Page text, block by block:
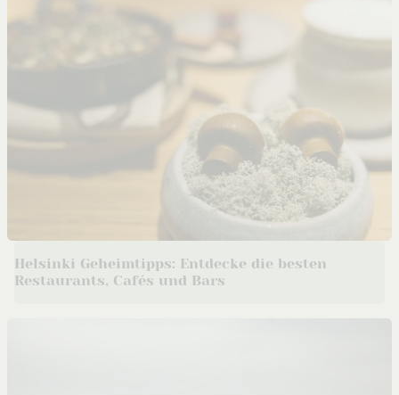
Helsinki Geheimtipps: Entdecke die besten
Restaurants, Cafés und Bars